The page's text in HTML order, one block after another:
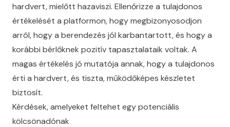
hardvert, mielőtt hazaviszi. Ellenőrizze a tulajdonos
értékelését a platformon, hogy megbizonyosodjon
arról, hogy a berendezés jól karbantartott, és hogy a
korábbi bérlőknek pozitív tapasztalataik voltak. A
magas értékelés jó mutatója annak, hogy a tulajdonos
érti a hardvert, és tiszta, működőképes készletet
biztosít.
Kérdések, amelyeket feltehet egy potenciális
kölcsönadónak